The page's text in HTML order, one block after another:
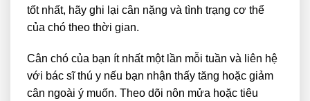
tốt nhất, hãy ghi lại cân nặng và tình trạng cơ thể
của chó theo thời gian.
Cân chó của bạn ít nhất một lần mỗi tuần và liên hệ
với bác sĩ thú y nếu bạn nhận thấy tăng hoặc giảm
cân ngoài ý muốn. Theo dõi nôn mửa hoặc tiêu